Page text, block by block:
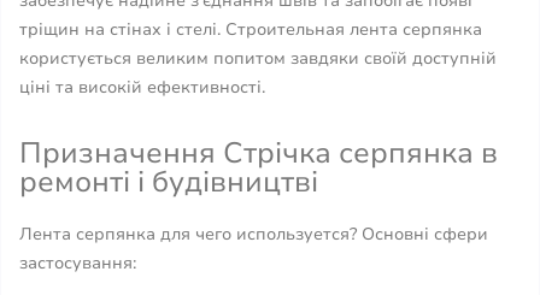
тріщин на стінах і стелі. Строительная лента серпянка
користується великим попитом завдяки своїй доступній
ціні та високій ефективності.
Призначення Стрічка серпянка в
ремонті і будівництві
Лента серпянка для чего используется? Основні сфери
застосування: